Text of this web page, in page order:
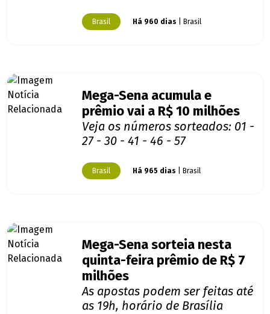
Brasil Há 960 dias | Brasil
Mega-Sena acumula e
prêmio vai a R$ 10 milhões
Veja os números sorteados: 01 -
27 - 30 - 41 - 46 - 57
Brasil Há 965 dias | Brasil
Mega-Sena sorteia nesta
quinta-feira prêmio de R$ 7
milhões
As apostas podem ser feitas até
as 19h, horário de Brasília